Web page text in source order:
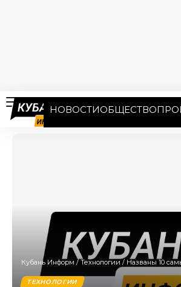
НОВОСТИОБЩЕСТВО
Кубань Информ / Технологии / Названы 10 самых
ТЕХНОЛОГИИ